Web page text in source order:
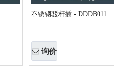
不锈钢驳杆插 - DDDB011
询价